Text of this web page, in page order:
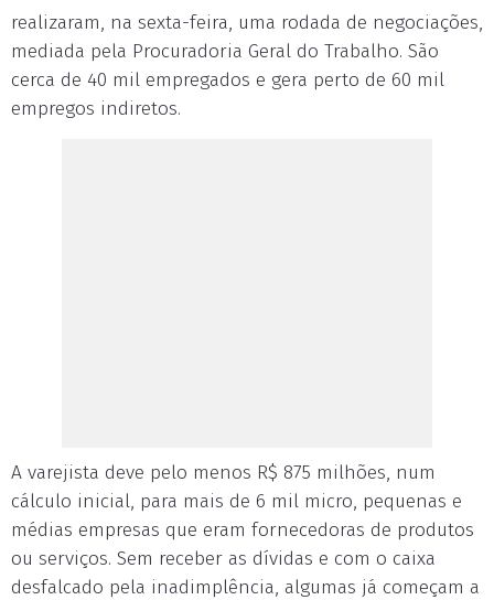
realizaram, na sexta-feira, uma rodada de negociações,
mediada pela Procuradoria Geral do Trabalho. São
cerca de 40 mil empregados e gera perto de 60 mil
empregos indiretos.
A varejista deve pelo menos R$ 875 milhões, num
cálculo inicial, para mais de 6 mil micro, pequenas e
médias empresas que eram fornecedoras de produtos
ou serviços. Sem receber as dívidas e com o caixa
desfalcado pela inadimplência, algumas já começam a